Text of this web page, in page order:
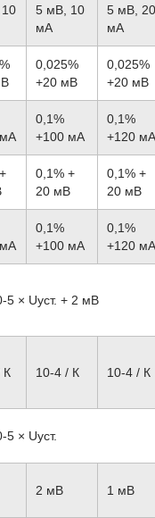
5 мВ, 10
мА
5 мВ, 20
мА
0,025%
+20 мВ
0,025%
+20 мВ
0,1%
+100 мА
0,1%
+120 мА
0,1% +
20 мВ
0,1% +
20 мВ
0,1%
+100 мА
0,1%
+120 мА
-5 × Uуст. + 2 мВ
К 10-4 / К 10-4 / К
-5 × Uуст.
2 мВ 1 мВ